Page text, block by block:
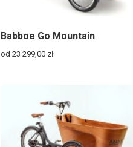
Babboe Go Mountain
od 23 299,00 zł